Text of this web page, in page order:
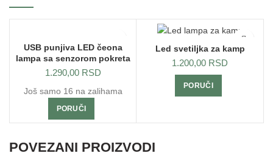
USB punjiva LED čeona
lampa sa senzorom pokreta
1.290,00 RSD
Još samo 16 na zalihama
PORUČI
Led svetiljka za kamp
1.200,00 RSD
PORUČI
POVEZANI PROIZVODI